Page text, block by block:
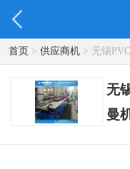
首页> 供应商机> 无锡
护墙板生产线
无
曼